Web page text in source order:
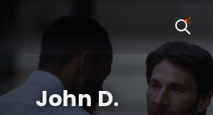
John D.